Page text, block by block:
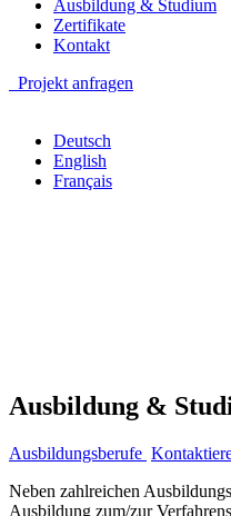
Ausbildung & Studium
Zertifikate
Kontakt
Projekt anfragen
Deutsch
English
Français
Ausbildung &
Ausbildungsberufe
Neben zahlreichen
Ausbildung zum/zur